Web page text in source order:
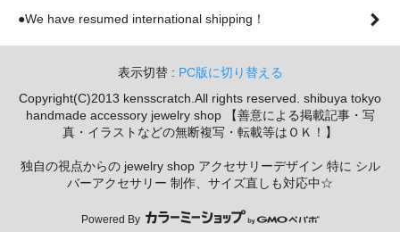
●We have resumed international shipping！
表示切替 : PC版に切り替える
Copyright(C)2013 kensscratch.All rights reserved. shibuya tokyo
handmade accessory jewelry shop 【善意による掲載記事・写
真・イラストなどの無断複写・転載等はＯＫ！】
独自の視点からの jewelry shop アクセサリーデザイン 特に シル
バーアクセサリー 制作、サイズ直しも対応中☆
Powered By